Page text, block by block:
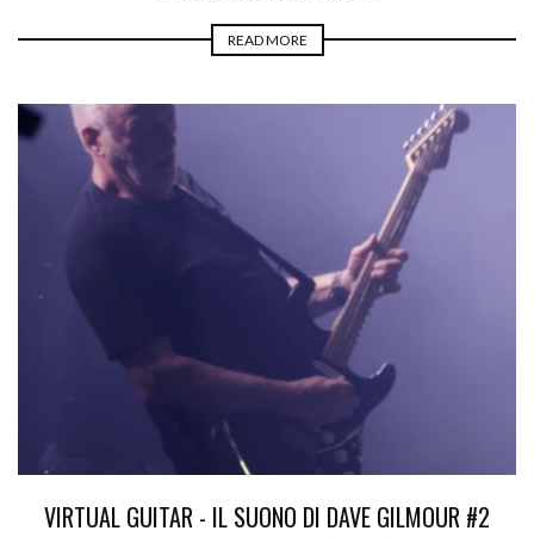
READ MORE
VIRTUAL GUITAR - IL SUONO DI DAVE GILMOUR #2